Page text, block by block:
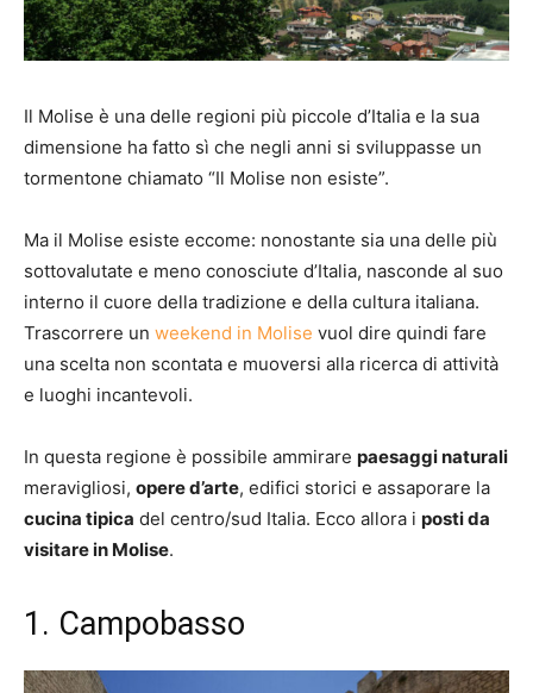
Il Molise è una delle regioni più piccole d’Italia e la sua
dimensione ha fatto sì che negli anni si sviluppasse un
tormentone chiamato “Il Molise non esiste”.
Ma il Molise esiste eccome: nonostante sia una delle più
sottovalutate e meno conosciute d’Italia, nasconde al suo
interno il cuore della tradizione e della cultura italiana.
Trascorrere un weekend in Molise vuol dire quindi fare
una scelta non scontata e muoversi alla ricerca di attività
e luoghi incantevoli.
In questa regione è possibile ammirare paesaggi naturali
meravigliosi, opere d’arte, edifici storici e assaporare la
cucina tipica del centro/sud Italia. Ecco allora i posti da
visitare in Molise.
1. Campobasso